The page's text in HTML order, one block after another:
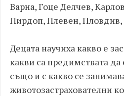
Варна, Гоце Делчев,
Пирдоп, Плевен,
Децата научиха какво е
какви са предимствата да
също и с какво се
животозастрахователни